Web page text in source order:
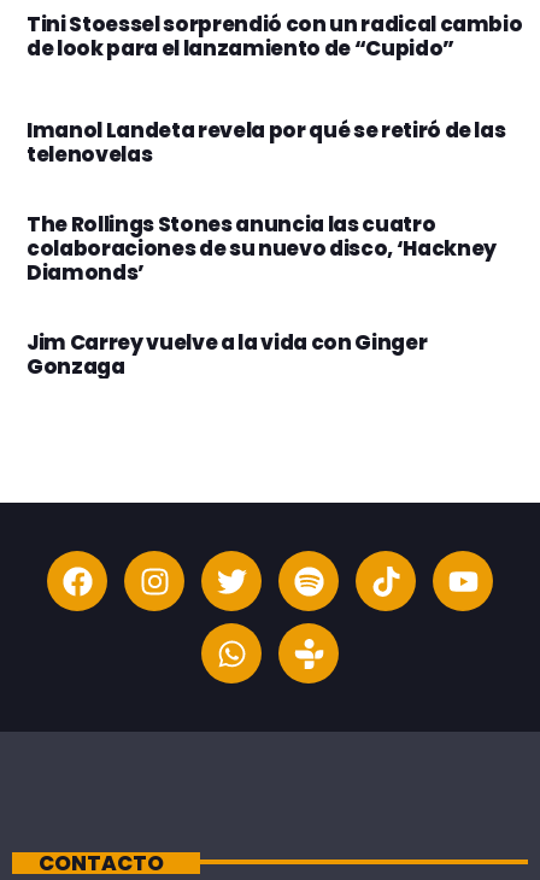
Tini Stoessel sorprendió con un radical cambio
de look para el lanzamiento de “Cupido”
Imanol Landeta revela por qué se retiró de las
telenovelas
The Rollings Stones anuncia las cuatro
colaboraciones de su nuevo disco, ‘Hackney
Diamonds’
Jim Carrey vuelve a la vida con Ginger
Gonzaga
CONTACTO